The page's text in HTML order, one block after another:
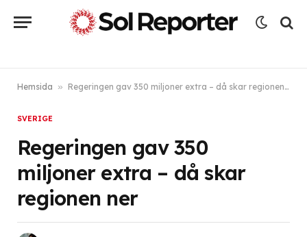
Hemsida » Regeringen gav 350 miljoner extra – då skar regionen ner
SVERIGE
Regeringen gav 350
miljoner extra – då skar
regionen ner